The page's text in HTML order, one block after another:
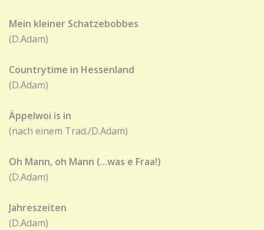
Mein kleiner Schatzebobbes
(D.Adam)
Countrytime in Hessenland
(D.Adam)
Äppelwoi is in
(nach einem Trad./D.Adam)
Oh Mann, oh Mann (...was e Fraa!)
(D.Adam)
Jahreszeiten
(D.Adam)